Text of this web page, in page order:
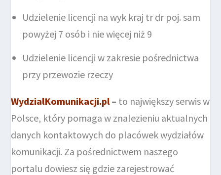
Udzielenie licencji na wyk kraj tr dr poj. sam
powyżej 7 osób i nie więcej niż 9
Udzielenie licencji w zakresie pośrednictwa
przy przewozie rzeczy
WydzialKomunikacji.pl – to największy serwis w
Polsce, który pomaga w znalezieniu aktualnych
danych kontaktowych do placówek wydziałów
komunikacji. Za pośrednictwem naszego
portalu dowiesz się gdzie zarejestrować